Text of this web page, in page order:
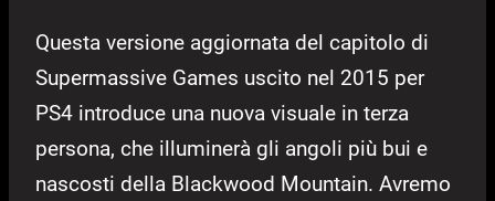
Questa versione aggiornata del capitolo di
Supermassive Games uscito nel 2015 per
PS4 introduce una nuova visuale in terza
persona, che illuminerà gli angoli più bui e
nascosti della Blackwood Mountain. Avremo